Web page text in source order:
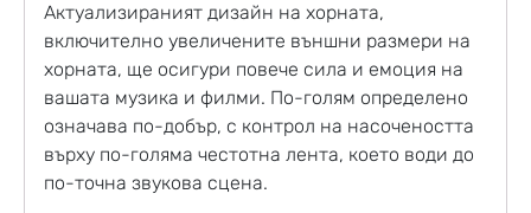
Актуализираният дизайн на хорната,
включително увеличените външни размери на
хорната, ще осигури повече сила и емоция на
вашата музика и филми. По-голям определено
означава по-добър, с контрол на насочеността
върху по-голяма честотна лента, което води до
по-точна звукова сцена.